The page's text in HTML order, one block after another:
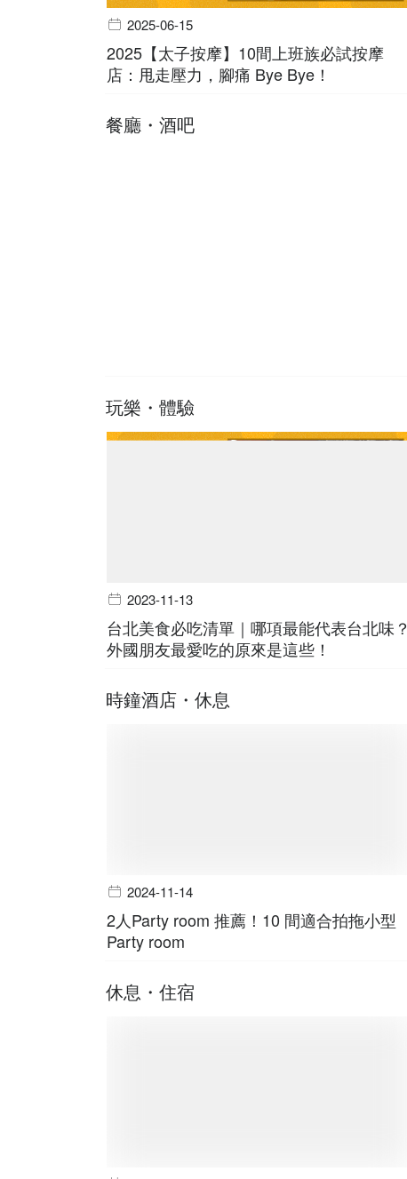
2025-06-15
2025【太子按摩】10間上班族必試按摩
店：甩走壓力，腳痛 Bye Bye！
餐廳・酒吧
玩樂・體驗
2023-11-13
台北美食必吃清單｜哪項最能代表台北味？
外國朋友最愛吃的原來是這些！
時鐘酒店・休息
2024-11-14
2人Party room 推薦！10 間適合拍拖小型
Party room
休息・住宿